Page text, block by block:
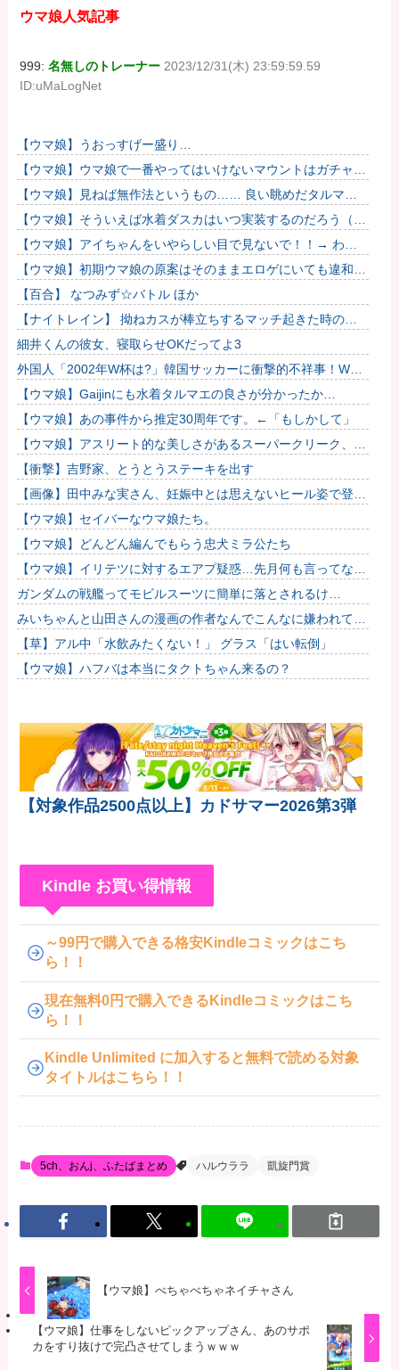
ウマ娘人気記事
999:名無しのトレーナー 2023/12/31(木) 23:59:59.59
ID:uMaLogNet
【ウマ娘】うおっすげー盛り…
【ウマ娘】ウマ娘で一番やってはいけないマウントはガチャで
も育成でもグッズでもなく、これ。
【ウマ娘】見ねば無作法というもの…… 良い眺めだタルマ
エ…（殴
【ウマ娘】そういえば水着ダスカはいつ実装するのだろう（ﾃﾞ
ｯｯｯ
【ウマ娘】アイちゃんをいやらしい目で見ないで！！→ わか
りました…
【ウマ娘】初期ウマ娘の原案はそのままエロゲにいても違和感
がないんだ。
【百合】 なつみず☆バトル ほか
【ナイトレイン】 拗ねカスが棒立ちするマッチ起きた時の対
処法
細井くんの彼女、寝取らせOKだってよ3
外国人「2002年W杯は?」韓国サッカーに衝撃的不祥事！W杯
予選でレフリーへの性的接待発覚！海外騒然！【海外の反応】
【ウマ娘】Gaijinにも水着タルマエの良さが分かったか…
【ウマ娘】あの事件から推定30周年です。←「もしかして」
【ウマ娘】アスリート的な美しさがあるスーパークリーク、い
いよね…
【衝撃】吉野家、とうとうステーキを出す
【画像】田中みな実さん、妊娠中とは思えないヒール姿で登場
してしまう
【ウマ娘】セイバーなウマ娘たち。
【ウマ娘】どんどん編んでもらう忠犬ミラ公たち
【ウマ娘】イリテツに対するエアプ疑惑…先月何も言ってなか
ったのに今月急にスピ3言い出したのが怪しいよな。他
ガンダムの戦艦ってモビルスーツに簡単に落とされるけ
ど・・・・他
みいちゃんと山田さんの漫画の作者なんでこんなに嫌われてる
んだろうな
【草】アル中「水飲みたくない！」 グラス「はい転倒」
【ウマ娘】ハフバは本当にタクトちゃん来るの？
【対象作品2500点以上】カドサマー2026第3弾
Kindle お買い得情報
～99円で購入できる格安Kindleコミックはこち
ら！！
現在無料0円で購入できるKindleコミックはこち
ら！！
Kindle Unlimited に加入すると無料で読める対象
タイトルはこちら！！
5ch、おんj、ふたばまとめ ハルウララ 凱旋門賞
【ウマ娘】べちゃべちゃネイチャさん
【ウマ娘】仕事をしないピックアップさん、あのサポ
カをすり抜けで完凸させてしまうｗｗｗ